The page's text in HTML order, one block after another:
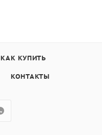
КАК КУПИТЬ
КОНТАКТЫ